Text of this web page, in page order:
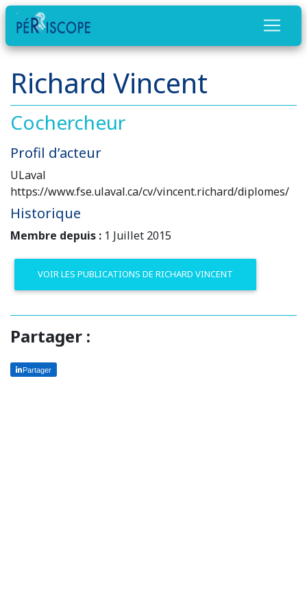
Richard Vincent
Cochercheur
Profil d’acteur
ULaval
https://www.fse.ulaval.ca/cv/vincent.richard/diplomes/
Historique
Membre depuis : 1 Juillet 2015
VOIR LES PUBLICATIONS DE RICHARD VINCENT
Partager :
Partager